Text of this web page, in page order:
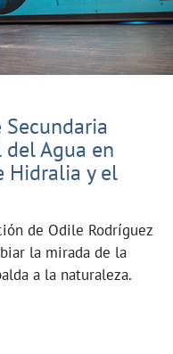
Agua en
Hidralia y el
de Odile Rodríguez
la mirada de la
a la naturaleza.